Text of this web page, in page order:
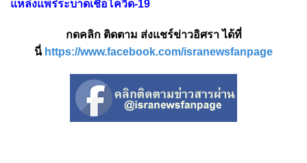
แหล่งแพร่ระบาดเชื้อโควิด-19
กดคลิก ติดตาม ส่งแชร์ข่าวอิศรา ได้ที่
นี่ https://www.facebook.com/isranewsfanpage